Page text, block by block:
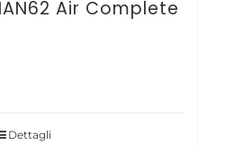
Air Complete
Dettagli